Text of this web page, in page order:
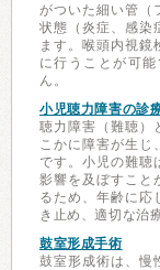
がついた細い管（
状態（炎症、感染
ます。喉頭内視鏡
に行うことが可
ん。
小児聴力障害の診
聴力障害（難聴）
こかに障害が生じ
です。小児の難聴
影響を及ぼすこと
るため、年齢に応
き止め、適切な治
鼓室形成手術
鼓室形成術は、慢